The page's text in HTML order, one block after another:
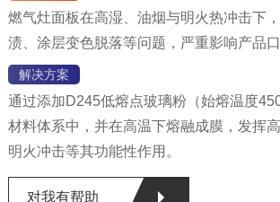
燃气灶面板在高湿、油烟与明火热冲击下
渍、涂层变色脱落等问题，严重影响产品口
解决方案
通过添加D245低熔点玻璃粉（始熔温度
材料体系中，并在高温下熔融成膜，发挥高
明火冲击等其功能性作用。
对我有帮助